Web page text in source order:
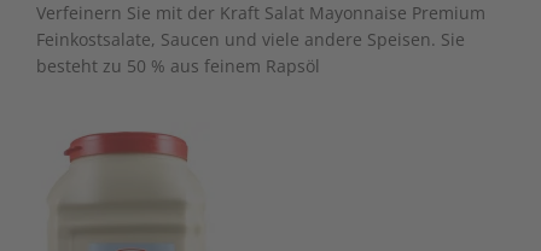
Verfeinern Sie mit der Kraft Salat Mayonnaise Premium
Feinkostsalate, Saucen und viele andere Speisen. Sie
besteht zu 50 % aus feinem Rapsöl